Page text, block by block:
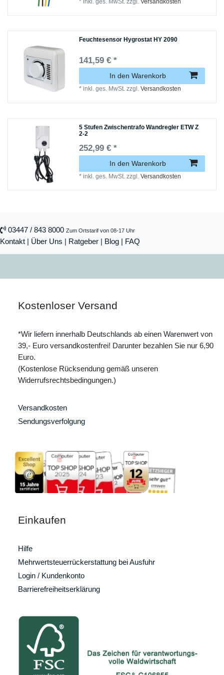
* inkl. ges. MwSt. zzgl. Versandkosten
Feuchtesensor Hygrostat HY 2090
141,59 € *
In den Warenkorb
*inkl. ges. MwSt. zzgl.Versandkosten
5 Stufen Zwischentrafo Wandregler ETW Z
2-2
252,99 € *
In den Warenkorb
*inkl. ges. MwSt. zzgl.Versandkosten
03447 / 843 8000 Zum Ortstarif von 08-17 Uhr
Kontakt | Über Uns | Ratgeber | Blog | FAQ
Kostenloser Versand
*Wir liefern innerhalb Deutschlands ab einen Warenwert von
39,- Euro versandkostenfrei! Darunter bezahlen Sie nur 6,90
Euro.
(Kostenlose Rücksendung gemäß unseren
Widerrufsrechtsbedingungen.)
Versandkosten
Sendungsverfolgung
Einkaufen
Hilfe
Mehrwertsteuerrückerstattung bei Ausfuhr
Login / Kundenkonto
Barrierefreiheitserklärung